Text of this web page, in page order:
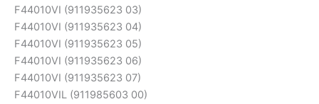
F44010VI (911935623 03)
F44010VI (911935623 04)
F44010VI (911935623 05)
F44010VI (911935623 06)
F44010VI (911935623 07)
F44010VIL (911985603 00)